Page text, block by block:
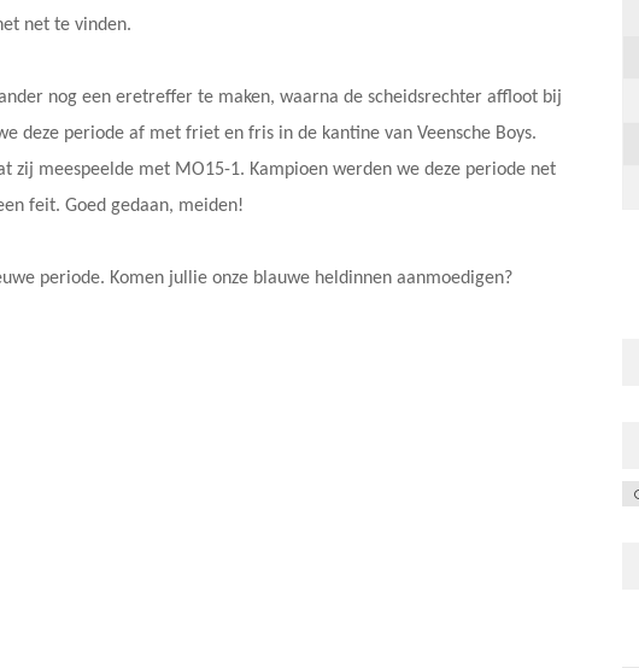
net te vinden.
nog een eretreffer te maken, waarna de scheidsrechter affloot bij
deze periode af met friet en fris in de kantine van Veensche Boys.
zij meespeelde met MO15-1. Kampioen werden we deze periode net
feit. Goed gedaan, meiden!
periode. Komen jullie onze blauwe heldinnen aanmoedigen?